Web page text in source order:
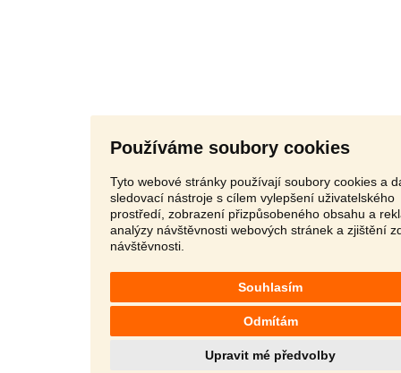
Používáme soubory cookies
Tyto webové stránky používají soubory cookies a
sledovací nástroje s cílem vylepšení uživatelského
prostředí, zobrazení přizpůsobeného obsahu a
analýzy návštěvnosti webových stránek a zjištění
návštěvnosti.
Souhlasím
Odmítám
Upravit mé předvolby